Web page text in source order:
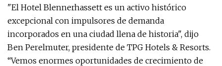
"El Hotel Blennerhassett es un activo histórico
excepcional con impulsores de demanda
incorporados en una ciudad llena de historia", dijo
Ben Perelmuter, presidente de TPG Hotels & Resorts.
“Vemos enormes oportunidades de crecimiento de